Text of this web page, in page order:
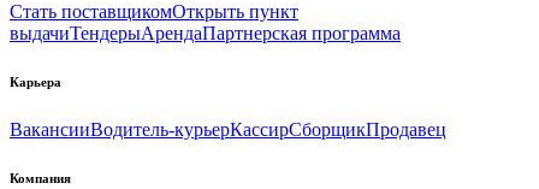
Стать поставщикомОткрыть пункт
выдачиТендерыАрендаПартнерская программа
Карьера
ВакансииВодитель-курьерКассирСборщикПродавец
Компания